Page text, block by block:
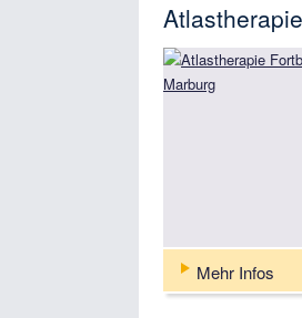
Mehr Infos